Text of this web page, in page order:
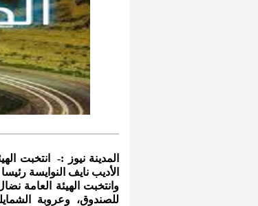
المدينة نيوز :- انتخبت
الأديب نايف النوايسة
وانتخبت الهيئة العامة
للصندوق، وعروبة